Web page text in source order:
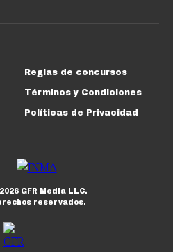
Reglas de concursos
Términos y Condiciones
Políticas de Privacidad
2026GFR Media LLC.
reservados.